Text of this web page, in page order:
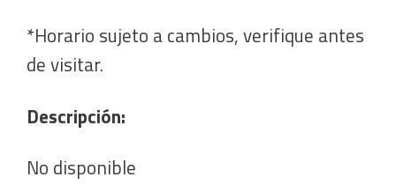
*Horario sujeto a cambios, verifique antes
de visitar.
Descripción:
No disponible